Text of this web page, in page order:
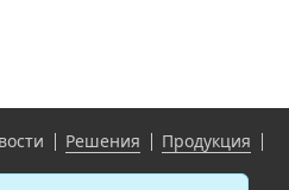
Решения
Продукция